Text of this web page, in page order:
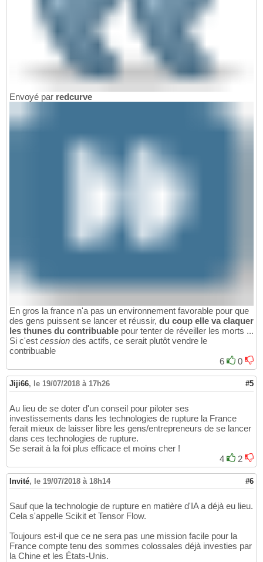
Envoyé par redcurve
En gros la france n'a pas un environnement favorable pour que
des gens puissent se lancer et réussir, du coup elle va claquer
les thunes du contribuable pour tenter de réveiller les morts ...
Si c'est cession des actifs, ce serait plutôt vendre le
contribuable
6
0
Jiji66, le 19/07/2018 à 17h26 #5
Au lieu de se doter d'un conseil pour piloter ses
investissements dans les technologies de rupture la France
ferait mieux de laisser libre les gens/entrepreneurs de se lancer
dans ces technologies de rupture.
Se serait à la foi plus efficace et moins cher !
4
2
Invité, le 19/07/2018 à 18h14 #6
Sauf que la technologie de rupture en matière d'IA a déjà eu lieu.
Cela s'appelle Scikit et Tensor Flow.
Toujours est-il que ce ne sera pas une mission facile pour la
France compte tenu des sommes colossales déjà investies par
la Chine et les États-Unis.